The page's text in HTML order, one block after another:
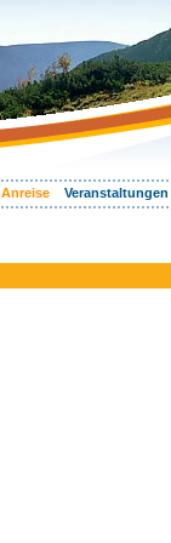
Anreise Veranstaltungen